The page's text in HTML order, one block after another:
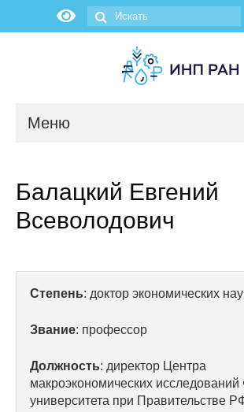
Меню
Об институте
Отчетность
Балацкий Евгений
Всеволодович
Степень: доктор экономических
Звание: профессор
Должность: директор Центра
макроэкономических
университета при Правительстве